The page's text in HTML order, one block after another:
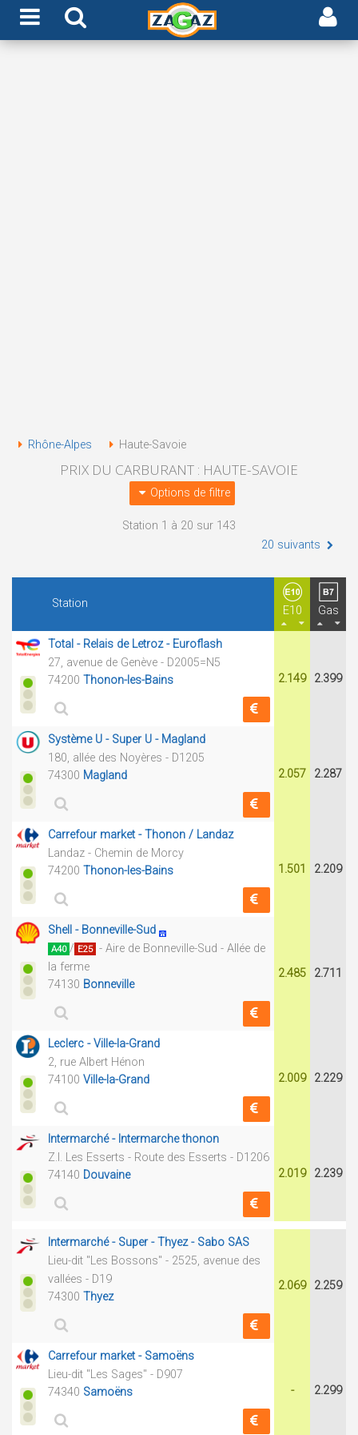
Rhône-Alpes Haute-Savoie
PRIX DU CARBURANT : HAUTE-SAVOIE
Options de filtre
Station 1 à 20 sur 143
20 suivants
Station
E10 Gas
Total - Relais de Letroz - Euroflash
27, avenue de Genève - D2005=N5
74200 Thonon-les-Bains 2.149 2.399
Système U - Super U - Magland
180, allée des Noyères - D1205
74300 Magland 2.057 2.287
Carrefour market - Thonon / Landaz
Landaz - Chemin de Morcy
74200 Thonon-les-Bains 1.501 2.209
Shell - Bonneville-Sud
A40 / E25 - Aire de Bonneville-Sud - Allée de
la ferme
74130 Bonneville
2.485 2.711
Leclerc - Ville-la-Grand
2, rue Albert Hénon
74100 Ville-la-Grand 2.009 2.229
Intermarché - Intermarche thonon
Z.I. Les Esserts - Route des Esserts - D1206
74140 Douvaine 2.019 2.239
Intermarché - Super - Thyez - Sabo SAS
Lieu-dit "Les Bossons" - 2525, avenue des
vallées - D19
74300 Thyez
2.069 2.259
Carrefour market - Samoëns
Lieu-dit "Les Sages" - D907
74340 Samoëns - 2.299